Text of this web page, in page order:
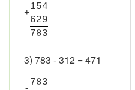
+
154
629
783
3) 783 - 312 = 471
783